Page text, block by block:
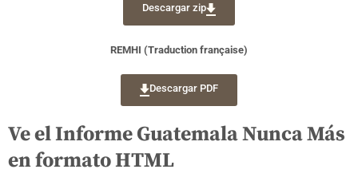
Descargar zip
REMHI (Traduction française)
Descargar PDF
Ve el Informe Guatemala Nunca Más
en formato HTML